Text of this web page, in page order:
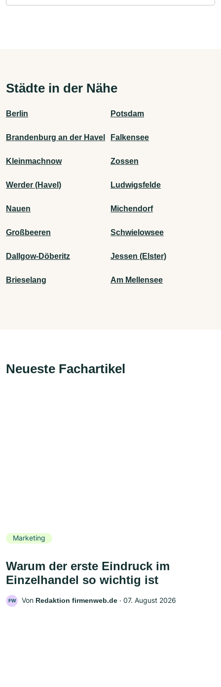
Städte in der Nähe
Berlin Potsdam
Brandenburg an der Havel Falkensee
Kleinmachnow Zossen
Werder (Havel) Ludwigsfelde
Nauen Michendorf
Großbeeren Schwielowsee
Dallgow-Döberitz Jessen (Elster)
Brieselang Am Mellensee
Neueste Fachartikel
Marketing
Warum der erste Eindruck im
Einzelhandel so wichtig ist
FW Von Redaktion firmenweb.de ‧ 07. August 2026